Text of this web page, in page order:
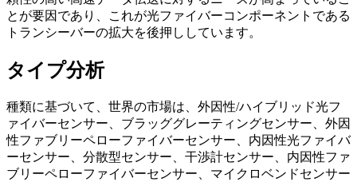
とが要因であり、これが光ファイバーコンポーネントである
トランシーバーの拡大を後押ししています。
タイプ分析
種類に基づいて、世界の市場は、外因性/ハイブリッド光フ
ァイバーセンサー、ブラッググレーティングセンサー、外因
性ファブリーペローファイバーセンサー、内因性光ファイバ
ーセンサー、分散型センサー、干渉計センサー、内因性ファ
ブリーペローファイバーセンサー、マイクロベンドセンサー